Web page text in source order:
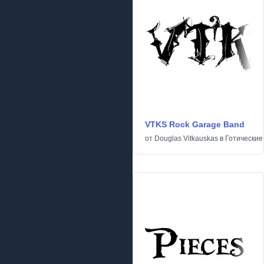
VTKS Rock Garage Band
от Douglas Vitkauskas в Готические